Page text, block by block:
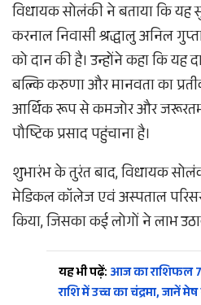
विधायक सोलंकी ने बताया कि यह
करनाल निवासी श्रद्धालु अनिल
को दान की है। उन्होंने कहा कि यह
बल्कि करुणा और मानवता का
आर्थिक रूप से कमजोर और
पौष्टिक प्रसाद पहुंचाना है।
शुभारंभ के तुरंत बाद, विधायक
मेडिकल कॉलेज एवं अस्पताल परिसर
किया, जिसका कई लोगों ने लाभ
यह भी पढ़ें: आज का राशिफल
राशि में उच्च का चंद्रमा, जानें